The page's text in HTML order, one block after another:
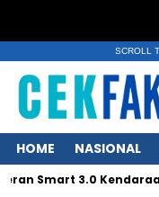
SCROLL
HOME NASIONAL
3.0 Kendaraan